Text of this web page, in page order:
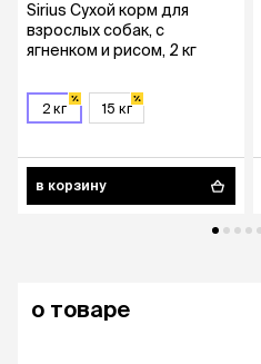
Sirius Сухой корм для
взрослых собак, с
ягненком и рисом, 2 кг
2 кг 15 кг
в корзину
о товаре